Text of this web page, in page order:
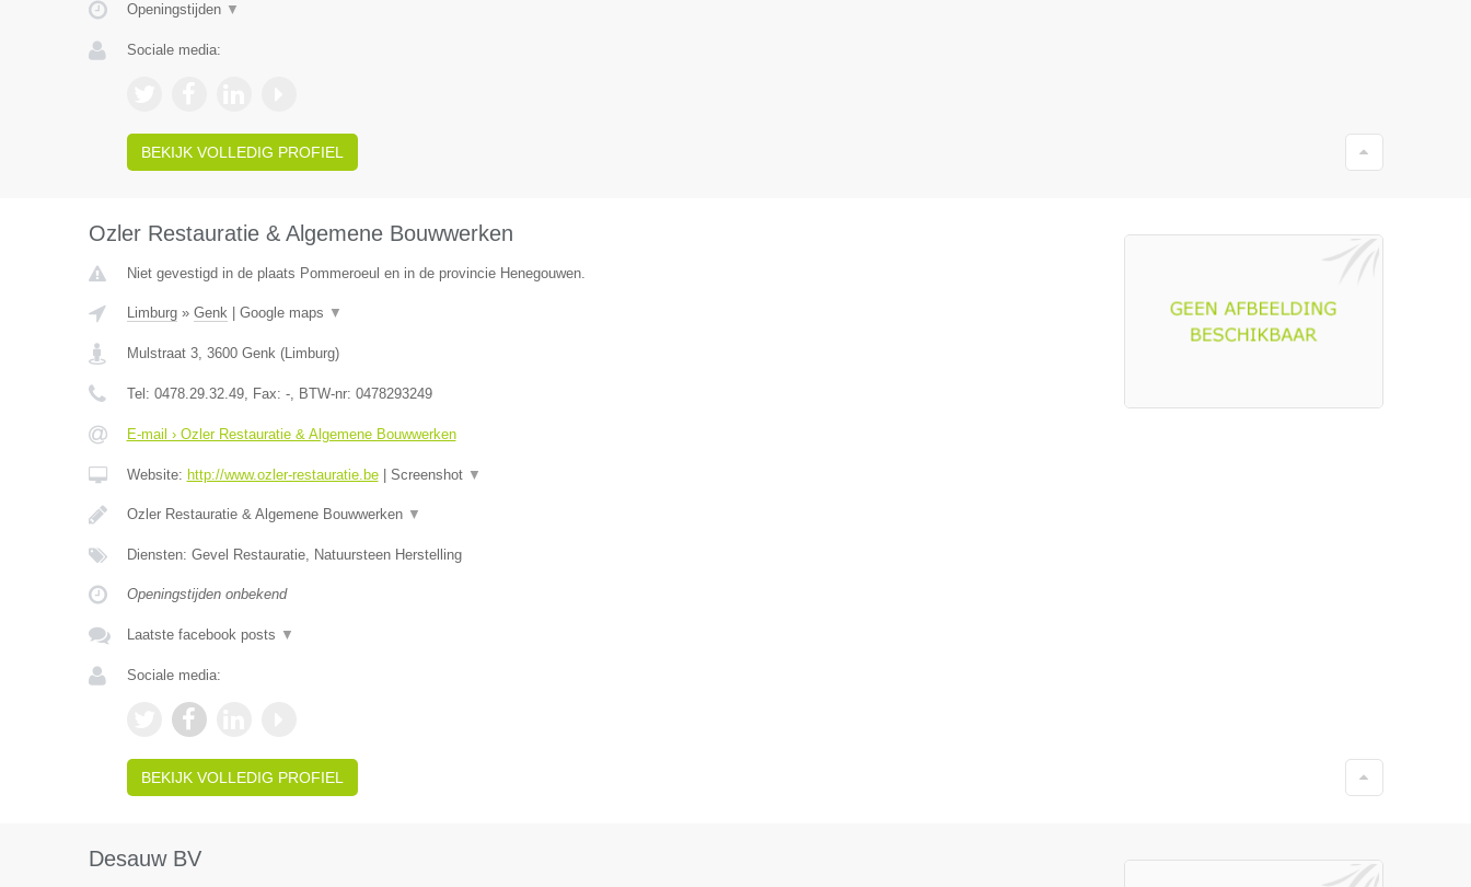
Openingstijden ▼
Sociale media:
BEKIJK VOLLEDIG PROFIEL
Ozler Restauratie & Algemene Bouwwerken
Niet gevestigd in de plaats Pommeroeul en in de provincie Henegouwen.
Limburg» Genk| Google maps ▼
Mulstraat 3, 3600 Genk(Limburg)
Tel: 0478.29.32.49, Fax: -, BTW-nr: 0478293249
E-mail › Ozler Restauratie & Algemene Bouwwerken
Website: http://www.ozler-restauratie.be| Screenshot ▼
Ozler Restauratie & Algemene Bouwwerken ▼
Diensten: Gevel Restauratie, Natuursteen Herstelling
Openingstijden onbekend
Laatste facebook posts ▼
Sociale media:
BEKIJK VOLLEDIG PROFIEL
Desauw BV